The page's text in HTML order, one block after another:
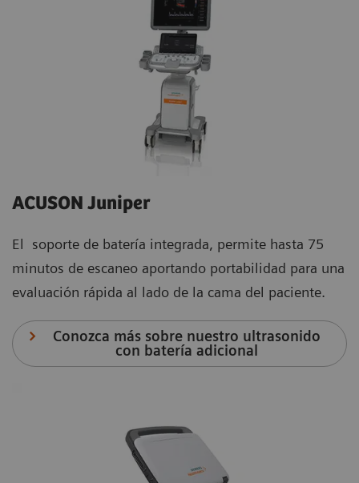
ACUSON Juniper
El soporte de batería integrada, permite hasta 75
minutos de escaneo aportando portabilidad para una
evaluación rápida al lado de la cama del paciente.
Conozca más sobre nuestro ultrasonido
con batería adicional